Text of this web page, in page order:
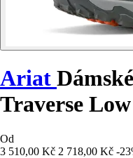
Ariat
Traverse Low
Od
3 510,00 Kč 2 718,00 Kč -